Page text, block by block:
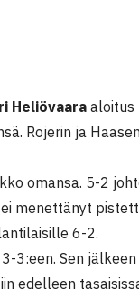
Heliövaaraaloitus
Rojerin ja
omansa. 5-2
menettänyt
6-2.
3:een. Sen
edelleen